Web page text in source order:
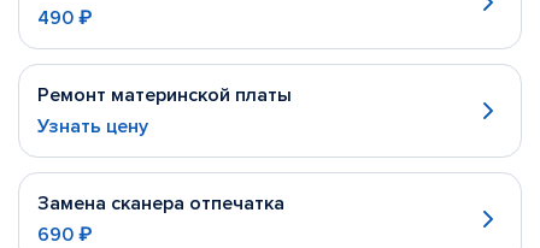
490 ₽
Ремонт материнской платы
Узнать цену
Замена сканера отпечатка
690 ₽